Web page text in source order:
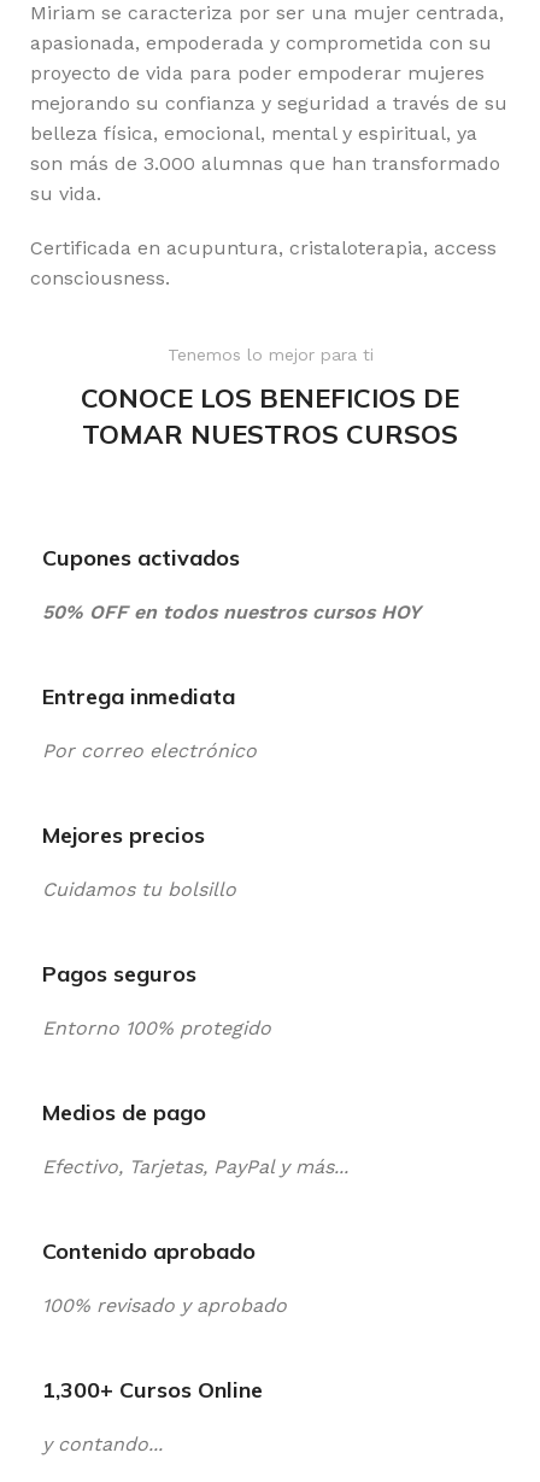
Miriam se caracteriza por ser una mujer centrada,
apasionada, empoderada y comprometida con su
proyecto de vida para poder empoderar mujeres
mejorando su confianza y seguridad a través de su
belleza física, emocional, mental y espiritual, ya
son más de 3.000 alumnas que han transformado
su vida.
Certificada en acupuntura, cristaloterapia, access
consciousness.
Tenemos lo mejor para ti
CONOCE LOS BENEFICIOS DE
TOMAR NUESTROS CURSOS
Cupones activados
50% OFF en todos nuestros cursos HOY
Entrega inmediata
Por correo electrónico
Mejores precios
Cuidamos tu bolsillo
Pagos seguros
Entorno 100% protegido
Medios de pago
Efectivo, Tarjetas, PayPal y más...
Contenido aprobado
100% revisado y aprobado
1,300+ Cursos Online
y contando...